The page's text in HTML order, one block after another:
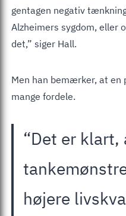
gentagen negativ
Alzheimers sygdom, eller
det,” siger Hall.
Men han bemærker, at en
mange fordele.
“Det er klart,
højere